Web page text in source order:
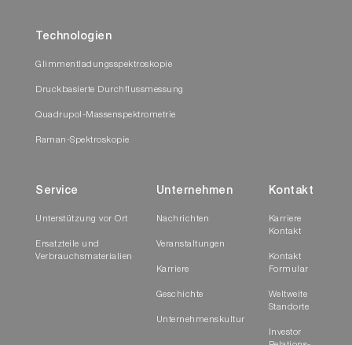
Technologien
Glimmentladungsspektroskopie
Druckbasierte Durchflussmessung
Quadrupol-Massenspektrometrie
Raman-Spektroskopie
Service
Unterstützung vor Ort
Ersatzteile und
Verbrauchsmaterialien
Unternehmen
Nachrichten
Veranstaltungen
Karriere
Geschichte
Unternehmenskultur
Kontakt
Karriere
Kontakt
Kontakt
Formular
Weltweite
Standorte
Investor